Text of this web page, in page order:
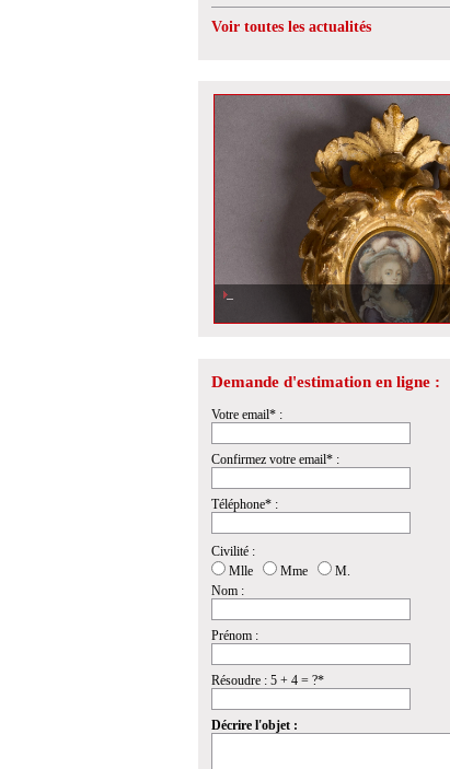
Voir toutes les actualités
Estimation de deux miniatures sur ivoire dans
Demande d'estimation en ligne :
Votre email* :
Confirmez votre email* :
Téléphone* :
Civilité :
Mlle
Mme
M.
Nom :
Prénom :
Résoudre : 5 + 4 = ?*
Décrire l'objet :